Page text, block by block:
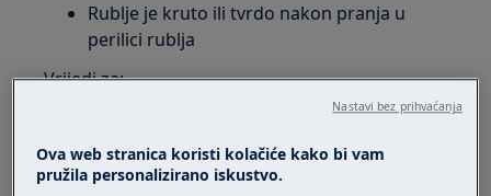
Rublje je kruto ili tvrdo nakon pranja u
perilici rublja
Vrijedi za:
(integrirana i samostojeća)
perilicu rublja s gornjim punjenjem
Ova web stranica koristi kolačiće kako bi vam
pružila personalizirano iskustvo.
Nastavi bez prihvaćanja